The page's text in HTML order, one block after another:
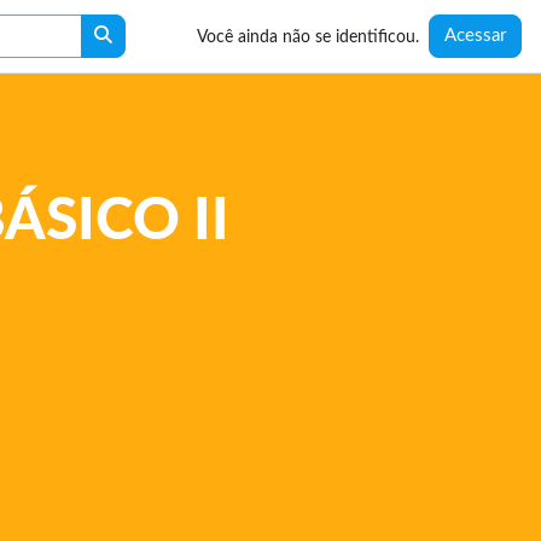
Buscar cursosVocê ainda não se identificou. Acessar
II